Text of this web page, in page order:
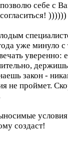
себе с
))))))
уже минуло с
уверенно:
закон -
не проймет.
создаст!